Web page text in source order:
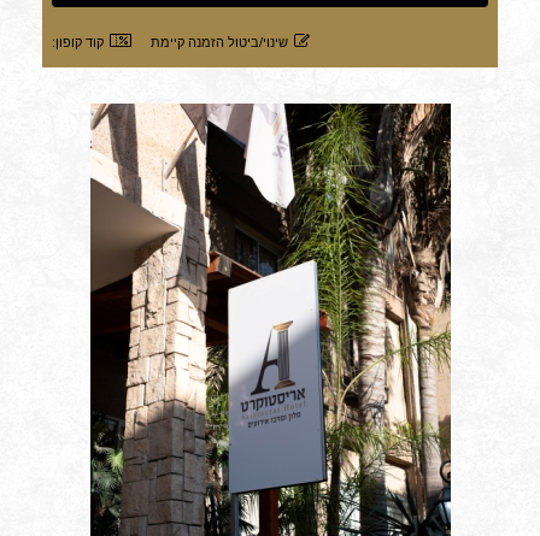
קוד קופון: שינוי/ביטול הזמנה קיימת